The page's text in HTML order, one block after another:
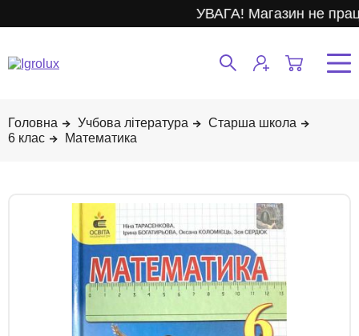
УВАГА! Магазин не
Учбова література
Старша школа
6 клас
Математика